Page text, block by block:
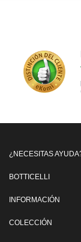
¿NECESITAS
BOTTICELLI
INFORMACIÓN
COLECCIÓN